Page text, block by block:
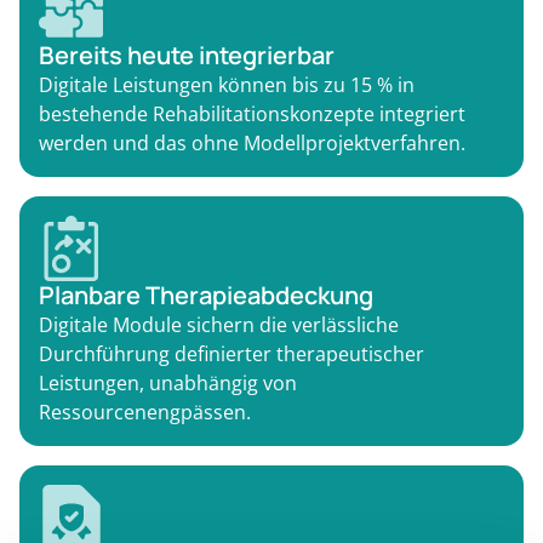
Bereits heute integrierbar
Digitale Leistungen können bis zu 15 % in
bestehende Rehabilitationskonzepte integriert
werden und das ohne Modellprojektverfahren.
Planbare Therapieabdeckung
Digitale Module sichern die verlässliche
Durchführung definierter therapeutischer
Leistungen, unabhängig von
Ressourcenengpässen.